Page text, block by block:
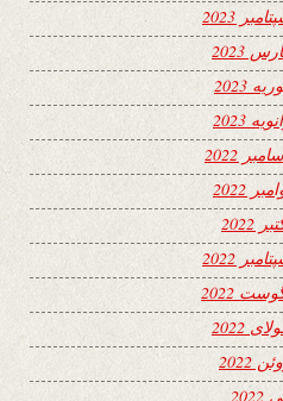
2023
2023
2023
2023
2022
2022
2022
2022
2022
2022
2022